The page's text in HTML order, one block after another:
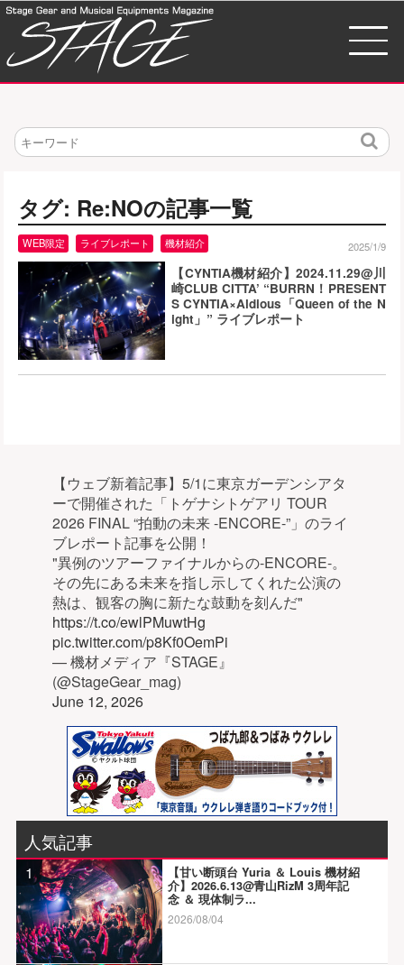
検
タグ: Re:NOの記事一覧
【CYNTIA機材紹介】2024.11.29@川
崎CLUB CITTA’ “BURRN！PRESENT
S CYNTIA×Aldious「Queen of the N
ight」” ライブレポート
WEB限定 ライブレポート 機材紹介 2025/1/9
【ウェブ新着記事】5/1に東京ガーデンシアタ
ーで開催された「トゲナシトゲアリ TOUR
2026 FINAL “拍動の未来 -ENCORE-”」のライ
ブレポート記事を公開！
"異例のツアーファイナルからの-ENCORE-。
その先にある未来を指し示してくれた公演の
熱は、観客の胸に新たな鼓動を刻んだ"
https://t.co/ewlPMuwtHg
pic.twitter.com/p8Kf0OemPi
— 機材メディア『STAGE』
(@StageGear_mag)
June 12, 2026
人気記事
1
【甘い断頭台 Yuria ＆ Louis 機材紹
介】2026.6.13@青山RizM 3周年記
念 ＆ 現体制ラ...
2026/08/04